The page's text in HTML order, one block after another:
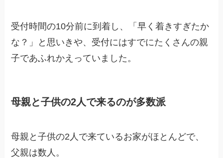
受付時間の10分前に到着し、「早く着きすぎたか
な？」と思いきや、受付にはすでにたくさんの親
子であふれかえっていました。
母親と子供の2人で来るのが多数派
母親と子供の2人で来ているお家がほとんどで、
父親は数人。